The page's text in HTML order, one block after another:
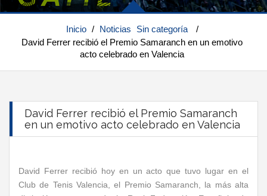
Inicio / Noticias Sin categoría
/
David Ferrer recibió el Premio Samaranch en un emotivo
acto celebrado en Valencia
David Ferrer recibió el Premio Samaranch
en un emotivo acto celebrado en Valencia
David Ferrer recibió hoy en un acto que tuvo lugar en el
Club de Tenis Valencia, el Premio Samaranch, la más alta